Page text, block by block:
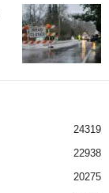
24319
22938
20275